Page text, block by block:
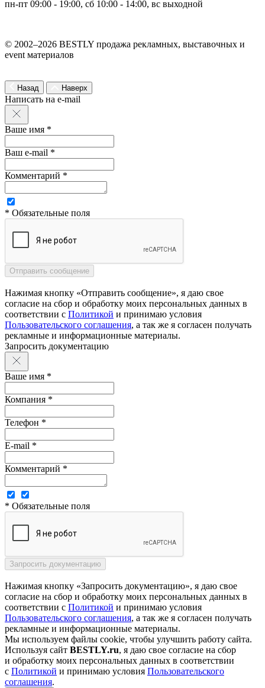
пн-пт 09:00 - 19:00, сб 10:00 - 14:00, вс выходной
© 2002–2026 BESTLY продажа рекламных, выставочных и
event материалов
Назад Наверх
Написать на e-mail
Ваше имя *
Ваш e-mail *
Комментарий *
* Обязательные поля
Нажимая кнопку «Отправить сообщение», я даю свое
согласие на сбор и обработку моих персональных данных в
соответствии с Политикой и принимаю условия
Пользовательского соглашения, а так же я согласен получать
рекламные и информационные материалы.
Запросить документацию
Ваше имя *
Компания *
Телефон *
E-mail *
Комментарий *
* Обязательные поля
Нажимая кнопку «Запросить документацию», я даю свое
согласие на сбор и обработку моих персональных данных в
соответствии с Политикой и принимаю условия
Пользовательского соглашения, а так же я согласен получать
рекламные и информационные материалы.
Мы используем файлы cookie, чтобы улучшить работу сайта.
Используя сайт BESTLY.ru, я даю свое согласие на сбор
и обработку моих персональных данных в соответствии
с Политикой и принимаю условия Пользовательского
соглашения.